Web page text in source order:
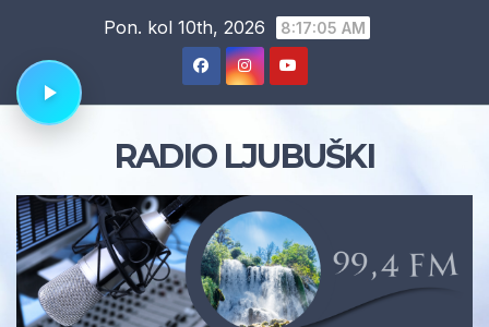
content
Pon. kol 10th, 2026 8:17:06 AM
RADIO LJUBUŠKI